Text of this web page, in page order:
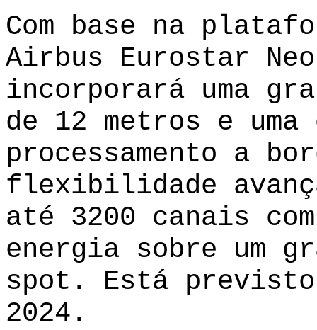
Com base na
Airbus Eurostar
incorporará uma
de 12 metros e
processamento a
flexibilidade
até 3200 canais
energia sobre um
spot. Está previsto
2024.